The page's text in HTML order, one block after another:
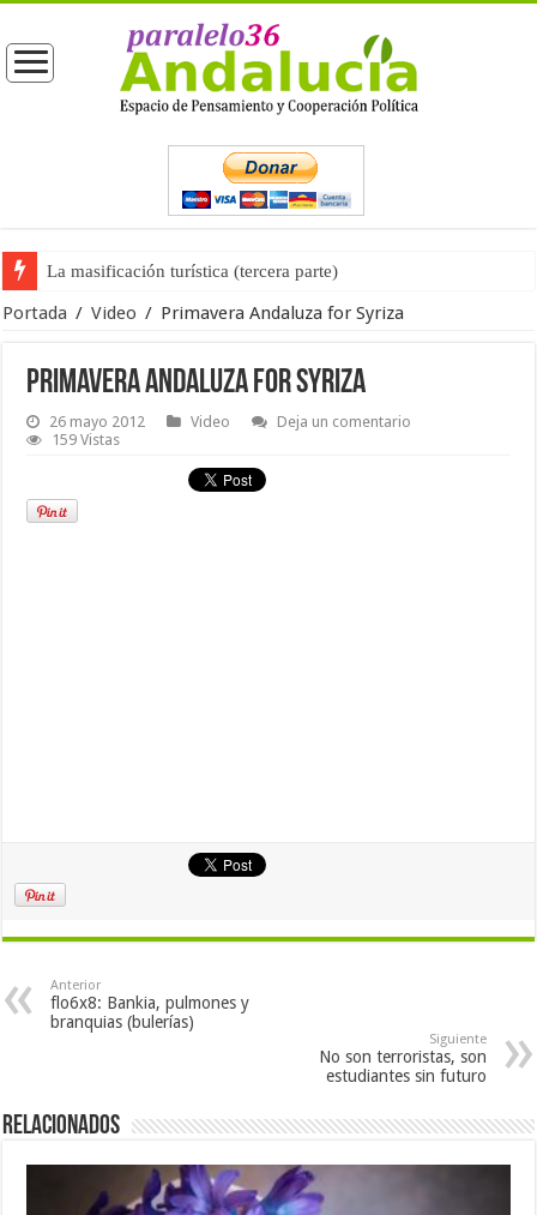
La masificación turística (tercera parte)
Portada / Video / Primavera Andaluza for Syriza
Primavera Andaluza for Syriza
26 mayo 2012 Video
Deja un comentario
159 Vistas
Anterior
flo6x8: Bankia, pulmones y
branquias (bulerías)
Siguiente
No son terroristas, son
estudiantes sin futuro
Relacionados